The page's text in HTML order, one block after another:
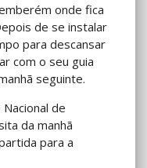
onde fica
de se instalar
para descansar
com o seu guia
seguinte.
de
da manhã
para a